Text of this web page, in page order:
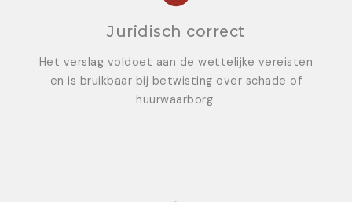
Juridisch correct
Het verslag voldoet aan de wettelijke vereisten
en is bruikbaar bij betwisting over schade of
huurwaarborg.